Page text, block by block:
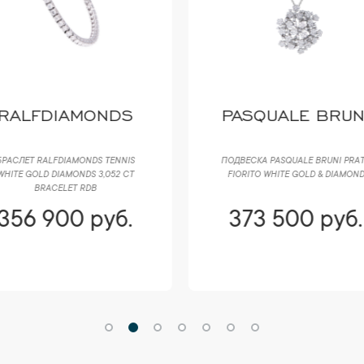
RALFDIAMONDS TENNIS
GOLD DIAMONDS 3,052 CT
BRACELET RDB
900 руб.
PASQUALE BRUNI
ПОДВЕСКА PASQUALE BRUNI
FIORITO WHITE GOLD & DIAMOND
373 500 руб.